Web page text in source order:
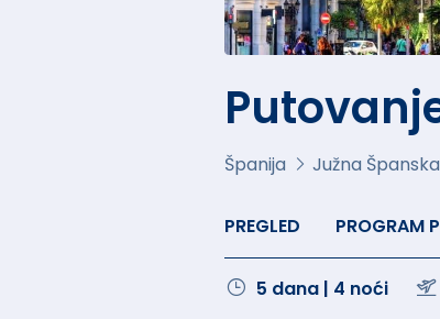
Španija Južna
PREGLED PROGRAM
5 dana | 4 noći